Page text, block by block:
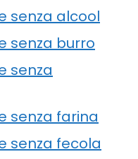
senza alcool
senza burro
senza
senza farina
senza fecola